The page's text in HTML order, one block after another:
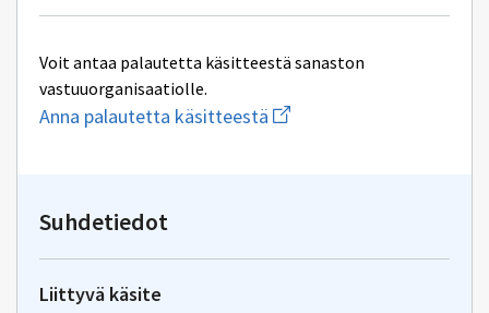
Voit antaa palautetta käsitteestä sanaston
vastuuorganisaatiolle.
Anna palautetta käsitteestä Aloita
uuden
Suhdetiedot
Liittyvä käsite